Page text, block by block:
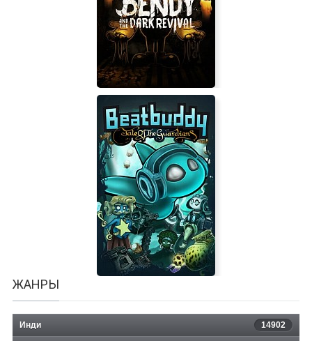
The Expendables 2: Videogame
Bendy and the Dark Revival
ЖАНРЫ
Инди 14902